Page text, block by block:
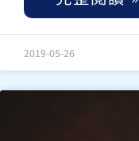
2019-05-26